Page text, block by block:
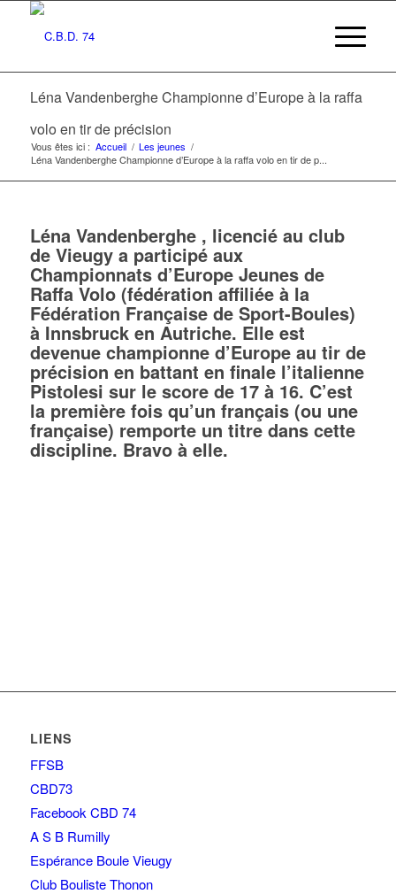
Léna Vandenberghe Championne d’Europe à la raffa
volo en tir de précision
Vous êtes ici : Accueil / Les jeunes /
Léna Vandenberghe Championne d’Europe à la raffa volo en tir de p...
Léna Vandenberghe , licencié au club
de Vieugy a participé aux
Championnats d’Europe Jeunes de
Raffa Volo (fédération affiliée à la
Fédération Française de Sport-Boules)
à Innsbruck en Autriche. Elle est
devenue championne d’Europe au tir de
précision en battant en finale l’italienne
Pistolesi sur le score de 17 à 16. C’est
la première fois qu’un français (ou une
française) remporte un titre dans cette
discipline. Bravo à elle.
LIENS
FFSB
CBD73
Facebook CBD 74
A S B Rumilly
Espérance Boule Vieugy
Club Bouliste Thonon